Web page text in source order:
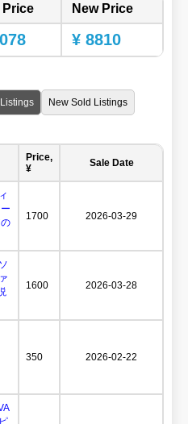
Price New Price
¥ 8810
New Sold Listings
Price,
¥
Sale Date
1700 2026-03-29
1600 2026-03-28
350 2026-02-22